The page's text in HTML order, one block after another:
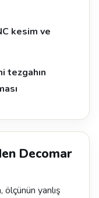
kesim ve
tezgahın
Decomar
ölçünün yanlış